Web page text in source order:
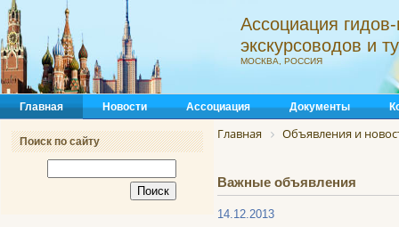
Ассоциация
экскурсоводов и
МОСКВА, РОССИЯ
Главная Новости Ассоциация Документы
Поиск по сайту Главная Объявления и
Важные объявления
14.12.2013